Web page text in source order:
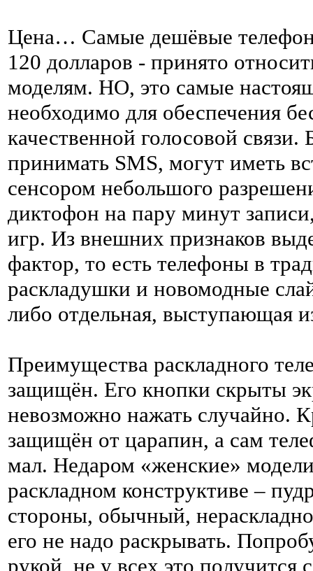
Цена… Самые дешёвые
120 долларов - принято
моделям. НО, это самые
необходимо для обеспечения
качественной голосовой
принимать SMS, могут иметь
сенсором небольшого
диктофон на пару минут
игр. Из внешних признаков
фактор, то есть телефоны в
раскладушки и новомодные
либо отдельная, выступающая
Преимущества раскладного
защищён. Его кнопки скрыты
невозможно нажать случайно.
защищён от царапин, а сам
мал. Недаром «женские»
раскладном конструктиве –
стороны, обычный,
его не надо раскрывать.
рукой, не у всех это получится